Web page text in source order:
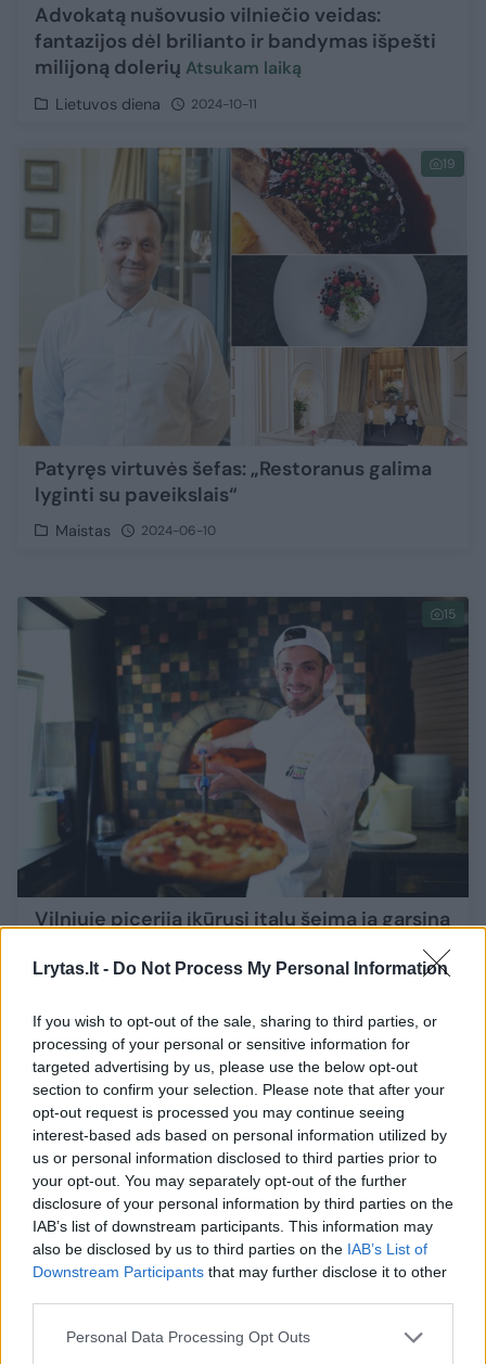
Lrytas.lt - Do Not Process My Personal Information
If you wish to opt-out of the sale, sharing to third parties, or
processing of your personal or sensitive information for
targeted advertising by us, please use the below opt-out
section to confirm your selection. Please note that after your
opt-out request is processed you may continue seeing
interest-based ads based on personal information utilized by
us or personal information disclosed to third parties prior to
your opt-out. You may separately opt-out of the further
disclosure of your personal information by third parties on the
IAB’s list of downstream participants. This information may
also be disclosed by us to third parties on the IAB’s List of
Downstream Participants that may further disclose it to other
Personal Data Processing Opt Outs
Advokatą nušovusio vilniečio veidas:
fantazijos dėl brilianto ir bandymas išpešti
milijoną dolerių Atsukam laiką
Lietuvos diena 2024-10-11
19
Patyręs virtuvės šefas: „Restoranus galima
lyginti su paveikslais“
Maistas 2024-06-10
15
Vilniuje piceriją įkūrusi italų šeima ją garsina
Maistas
Vilniuje vieši pasaulio teniso legenda: